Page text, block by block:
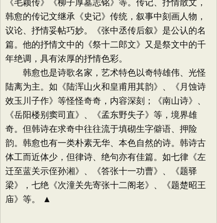
《毛颖传》《柳子厚墓志铭》等。传记、抒情散文，
韩愈的传记文继承《史记》传统，叙事中刻画人物，
议论、抒情妥帖巧妙。《张中丞传后叙》是公认的名
篇。他的抒情文中的《祭十二郎文》又是祭文中的千
年绝调，具有浓厚的抒情色彩。
韩愈也是诗歌名家，艺术特色以奇特雄伟、光怪
陆离为主。如《陆浑山火和皇甫用其韵》、《月蚀诗
效玉川子作》等怪怪奇奇，内容深刻；《南山诗》、
《岳阳楼别窦司直》、《孟东野失子》等，境界雄
奇。但韩诗在求奇中往往流于填砌生字僻语、押险
韵。韩愈也有一类朴素无华、本色自然的诗。韩诗古
体工而近体少，但律诗、绝句亦有佳篇。如七律《左
迁至蓝关示侄孙湘》、《答张十一功曹》、《题驿
梁》，七绝《次潼关先寄张十二阁老》、《题楚昭王
庙》等。 ▲